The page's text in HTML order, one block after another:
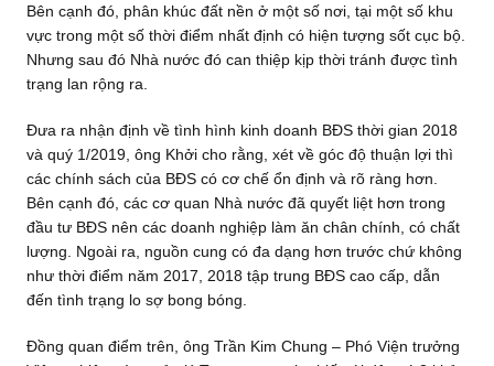
Bên cạnh đó, phân khúc đất nền ở một số nơi, tại một số khu
vực trong một số thời điểm nhất định có hiện tượng sốt cục bộ.
Nhưng sau đó Nhà nước đó can thiệp kịp thời tránh được tình
trạng lan rộng ra.
Đưa ra nhận định về tình hình kinh doanh BĐS thời gian 2018
và quý 1/2019, ông Khởi cho rằng, xét về góc độ thuận lợi thì
các chính sách của BĐS có cơ chế ổn định và rõ ràng hơn.
Bên cạnh đó, các cơ quan Nhà nước đã quyết liệt hơn trong
đầu tư BĐS nên các doanh nghiệp làm ăn chân chính, có chất
lượng. Ngoài ra, nguồn cung có đa dạng hơn trước chứ không
như thời điểm năm 2017, 2018 tập trung BĐS cao cấp, dẫn
đến tình trạng lo sợ bong bóng.
Đồng quan điểm trên, ông Trần Kim Chung – Phó Viện trưởng